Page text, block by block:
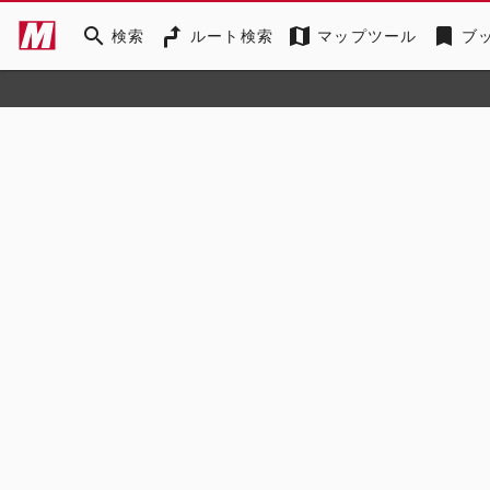
search 検索 ルート検索 map マップツール bookmark ブ